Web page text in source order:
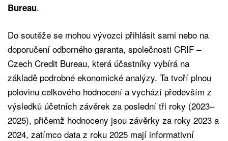
Bureau.
Do soutěže se mohou vývozci přihlásit sami nebo na
doporučení odborného garanta, společnosti CRIF –
Czech Credit Bureau, která účastníky vybírá na
základě podrobné ekonomické analýzy. Ta tvoří plnou
polovinu celkového hodnocení a vychází především z
výsledků účetních závěrek za poslední tři roky (2023–
2025), přičemž hodnoceny jsou závěrky za roky 2023 a
2024, zatímco data z roku 2025 mají informativní